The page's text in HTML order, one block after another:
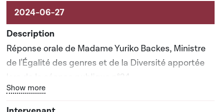
Réponse orale de Madame Yuriko Backes, Ministre
de l'Égalité des genres et de la Diversité apportée
lors de la séance publique n°34
Bouton graphique servant à afficher ou cacher tous les
Show more